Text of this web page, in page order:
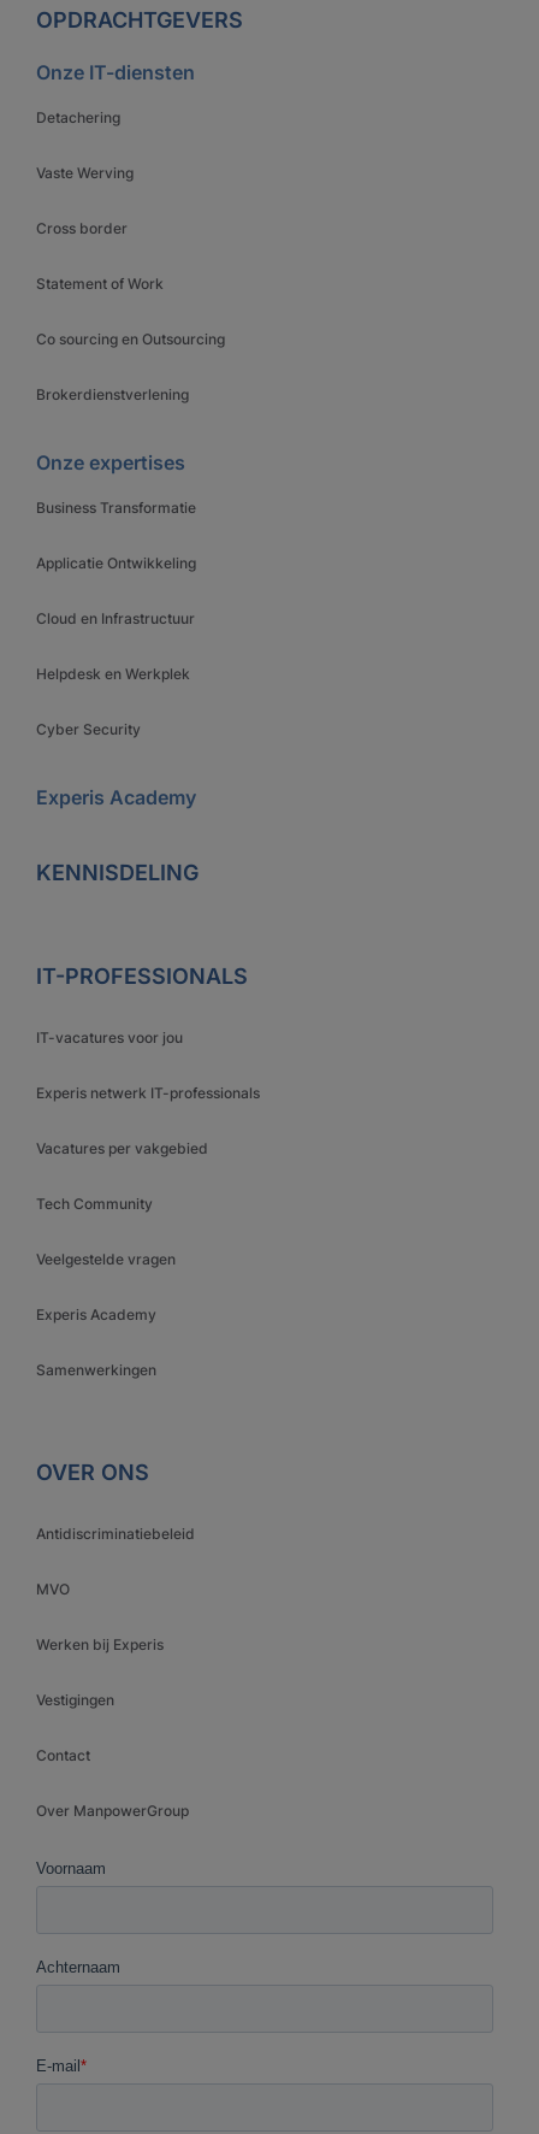
OPDRACHTGEVERS
Onze IT-diensten
Detachering
Vaste Werving
Cross border
Statement of Work
Co sourcing en Outsourcing
Brokerdienstverlening
Onze expertises
Business Transformatie
Applicatie Ontwikkeling
Cloud en Infrastructuur
Helpdesk en Werkplek
Cyber Security
Experis Academy
KENNISDELING
IT-PROFESSIONALS
IT-vacatures voor jou
Experis netwerk IT-professionals
Vacatures per vakgebied
Tech Community
Veelgestelde vragen
Experis Academy
Samenwerkingen
OVER ONS
Antidiscriminatiebeleid
MVO
Werken bij Experis
Vestigingen
Contact
Over ManpowerGroup